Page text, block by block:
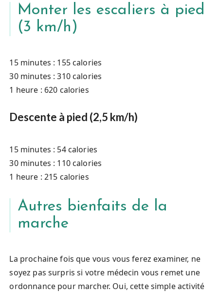
Monter les escaliers à pied
(3 km/h)
15 minutes : 155 calories
30 minutes : 310 calories
1 heure : 620 calories
Descente à pied (2,5 km/h)
15 minutes : 54 calories
30 minutes : 110 calories
1 heure : 215 calories
Autres bienfaits de la
marche
La prochaine fois que vous vous ferez examiner, ne
soyez pas surpris si votre médecin vous remet une
ordonnance pour marcher. Oui, cette simple activité